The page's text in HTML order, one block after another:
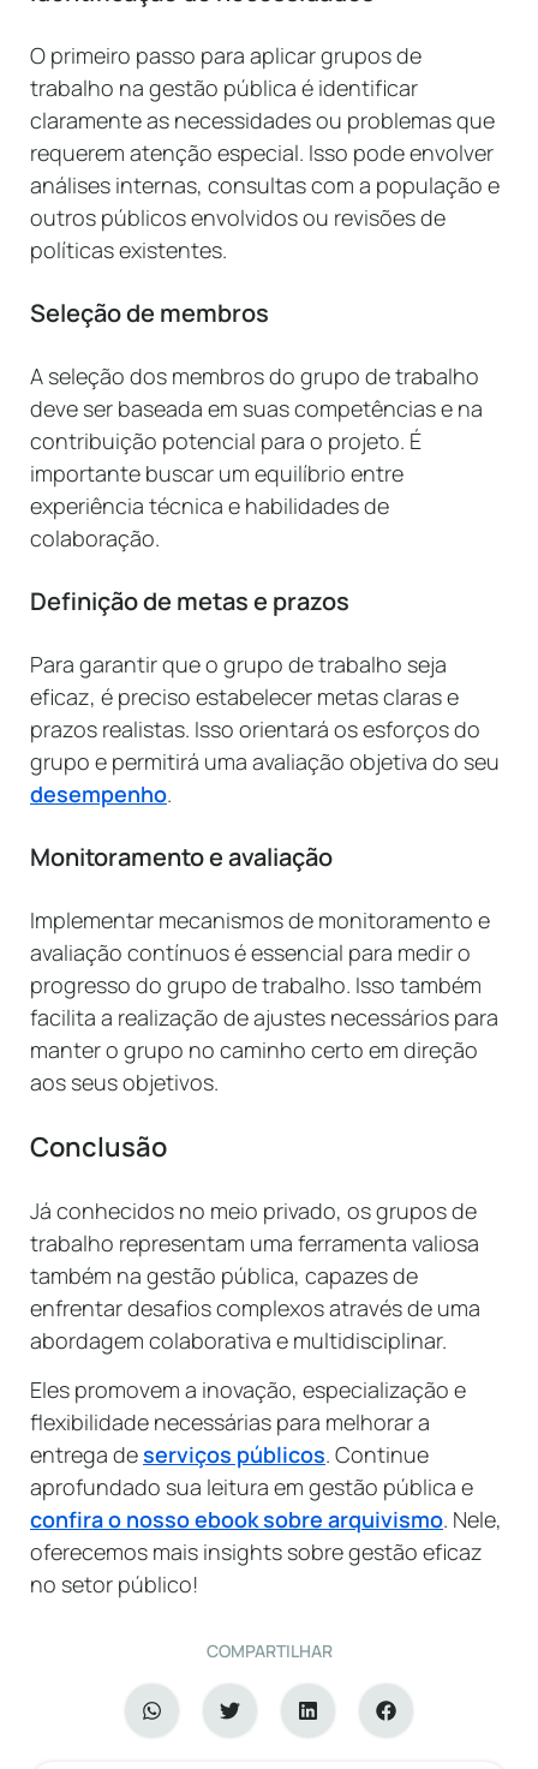
O primeiro passo para aplicar grupos de
trabalho na gestão pública é identificar
claramente as necessidades ou problemas que
requerem atenção especial. Isso pode envolver
análises internas, consultas com a população e
outros públicos envolvidos ou revisões de
políticas existentes.
Seleção de membros
A seleção dos membros do grupo de trabalho
deve ser baseada em suas competências e na
contribuição potencial para o projeto. É
importante buscar um equilíbrio entre
experiência técnica e habilidades de
colaboração.
Definição de metas e prazos
Para garantir que o grupo de trabalho seja
eficaz, é preciso estabelecer metas claras e
prazos realistas. Isso orientará os esforços do
grupo e permitirá uma avaliação objetiva do seu
desempenho.
Monitoramento e avaliação
Implementar mecanismos de monitoramento e
avaliação contínuos é essencial para medir o
progresso do grupo de trabalho. Isso também
facilita a realização de ajustes necessários para
manter o grupo no caminho certo em direção
aos seus objetivos.
Conclusão
Já conhecidos no meio privado, os grupos de
trabalho representam uma ferramenta valiosa
também na gestão pública, capazes de
enfrentar desafios complexos através de uma
abordagem colaborativa e multidisciplinar.
Eles promovem a inovação, especialização e
flexibilidade necessárias para melhorar a
entrega deserviços públicos. Continue
aprofundado sua leitura em gestão pública e
confira o nosso ebook sobre arquivismo. Nele,
oferecemos mais insights sobre gestão eficaz
no setor público!
COMPARTILHAR